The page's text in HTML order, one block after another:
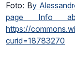
Foto: By
page Info
https://
curid=18783270